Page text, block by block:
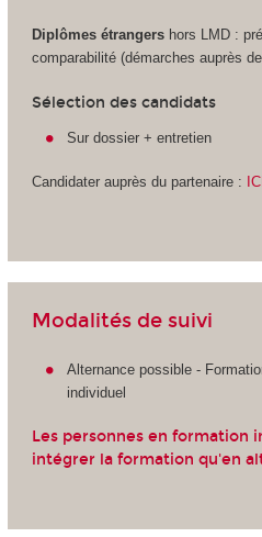
Diplômes étrangershors LMD:
comparabilité (démarches auprès de l
Sélection des candidats
Sur dossier + entretien
Candidater auprès du partenaire : ICI
Modalités de suivi
Alternance possible -
individuel
Les personnes en formation
intégrer la formation qu'en